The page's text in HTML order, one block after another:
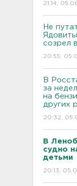
21:14,
Не
созрел
20:55,
В
за
на
других
20:32,
В
судно
детьми
20:13,